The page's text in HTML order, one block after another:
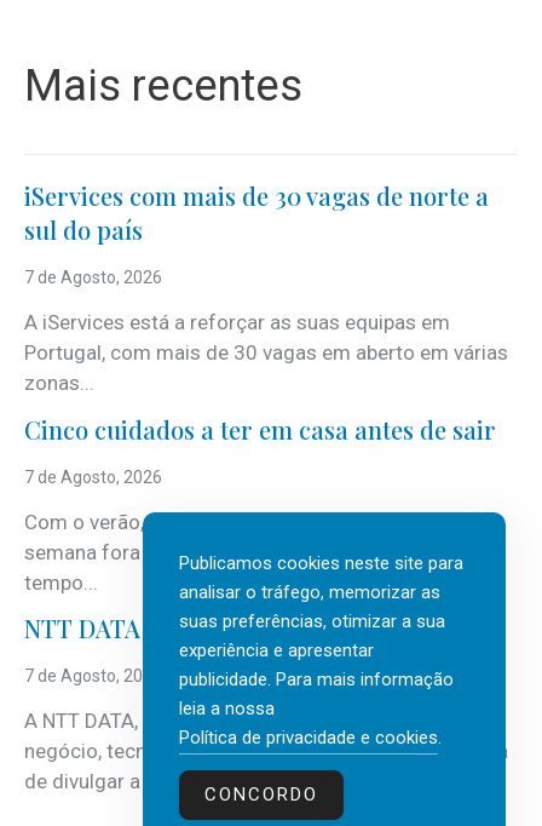
Mais recentes
iServices com mais de 30 vagas de norte a
sul do país
7 de Agosto, 2026
A iServices está a reforçar as suas equipas em
Portugal, com mais de 30 vagas em aberto em várias
zonas...
Cinco cuidados a ter em casa antes de sair
7 de Agosto, 2026
Com o verão, chegam também as férias, os fins-de-
semana fora e os dias em que a casa fica mais
tempo...
NTT DATA Insurtech Global Outlook 2026
7 de Agosto, 2026
A NTT DATA, consultora global em serviços de
negócio, tecnologia e inteligência artificial (IA), acaba
de divulgar a mais recente...
Publicamos cookies neste site para
analisar o tráfego, memorizar as
suas preferências, otimizar a sua
experiência e apresentar
publicidade. Para mais informação
leia a nossa
Política de privacidade e cookies.
CONCORDO